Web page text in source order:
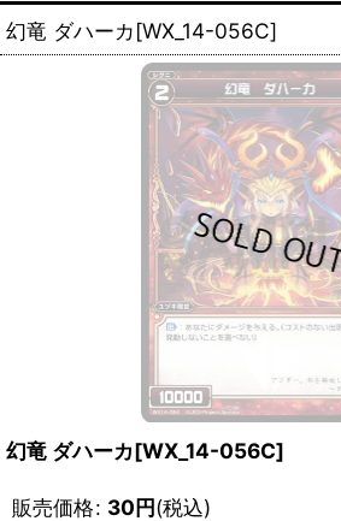
幻竜 ダハーカ[WX_14-056C]
幻竜 ダハーカ[WX_14-056C]
販売価格: 30円(税込)